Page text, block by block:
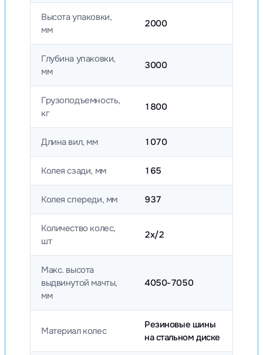
Высота упаковки,
мм
2000
Глубина упаковки,
мм
3000
Грузоподъемность,
кг
1800
Длина вил, мм 1070
Колея сзади, мм 165
Колея спереди, мм 937
Количество колес,
шт
2х/2
Макс. высота
выдвинутой мачты,
мм
4050-7050
Материал колес
Резиновые шины
на стальном диске